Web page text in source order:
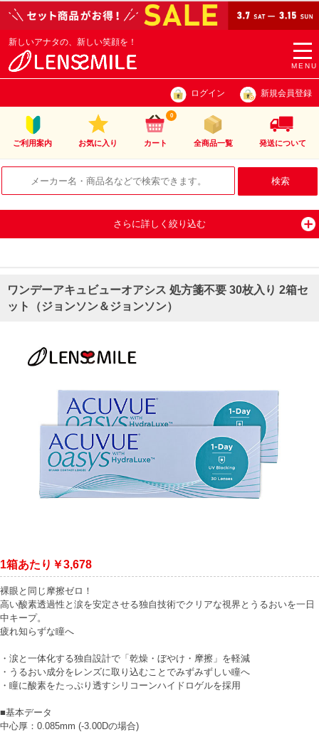
MENU
新しいアナタの、新しい笑顔を！
ログイン 新規会員登録
ご利用案内 お気に入り カート
0
全商品一覧 発送について
さらに詳しく絞り込む
ワンデーアキュビューオアシス 処方箋不要 30枚入り 2箱セ
ット（ジョンソン＆ジョンソン）
1箱あたり￥3,678
裸眼と同じ摩擦ゼロ！
高い酸素透過性と涙を安定させる独自技術でクリアな視界とうるおいを一日
中キープ。
疲れ知らずな瞳へ
・涙と一体化する独自設計で「乾燥・ぼやけ・摩擦」を軽減
・うるおい成分をレンズに取り込むことでみずみずしい瞳へ
・瞳に酸素をたっぷり透すシリコーンハイドロゲルを採用
■基本データ
中心厚：0.085mm (-3.00Dの場合)